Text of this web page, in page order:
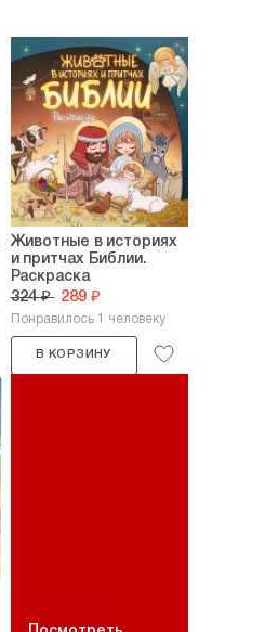
Животные в историях
и притчах Библии.
Раскраска
324 ₽ 289 ₽
Понравилось 1 человеку
В КОРЗИНУ